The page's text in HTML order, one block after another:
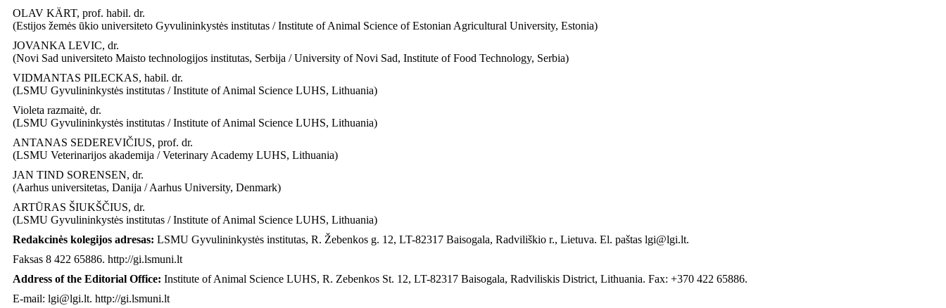
OLAV KÄRT, prof. habil. dr.
(Estijos žemės ūkio universiteto Gyvulininkystės institutas / Institute of Animal Science of Estonian Agricultural University, Estonia)
JOVANKA LEVIC, dr.
(Novi Sad universiteto Maisto technologijos institutas, Serbija / University of Novi Sad, Institute of Food Technology, Serbia)
VIDMANTAS PILECKAS, habil. dr.
(LSMU Gyvulininkystės institutas / Institute of Animal Science LUHS, Lithuania)
Violeta razmaitė, dr.
(LSMU Gyvulininkystės institutas / Institute of Animal Science LUHS, Lithuania)
ANTANAS SEDEREVIČIUS, prof. dr.
(LSMU Veterinarijos akademija / Veterinary Academy LUHS, Lithuania)
JAN TIND SORENSEN, dr.
(Aarhus universitetas, Danija / Aarhus University, Denmark)
ARTŪRAS ŠIUKŠČIUS, dr.
(LSMU Gyvulininkystės institutas / Institute of Animal Science LUHS, Lithuania)
Redakcinės kolegijos adresas: LSMU Gyvulininkystės institutas, R. Žebenkos g. 12, LT-82317 Baisogala, Radviliškio r., Lietuva. El. paštas lgi@lgi.lt.
Faksas 8 422 65886. http://gi.lsmuni.lt
Address of the Editorial Office: Institute of Animal Science LUHS, R. Zebenkos St. 12, LT-82317 Baisogala, Radviliskis District, Lithuania. Fax: +370 422 65886.
E-mail: lgi@lgi.lt. http://gi.lsmuni.lt